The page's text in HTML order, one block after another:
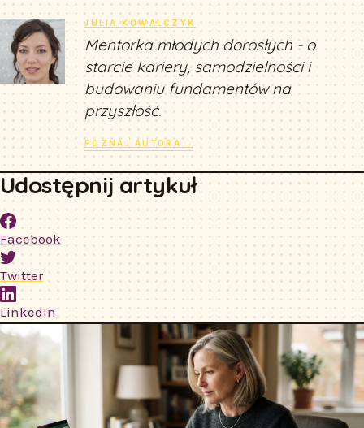
JULIA KOWALCZYK
Mentorka młodych dorosłych - o
starcie kariery, samodzielności i
budowaniu fundamentów na
przyszłość.
POZNAJ AUTORA →
Udostępnij artykuł
Facebook
Twitter
LinkedIn